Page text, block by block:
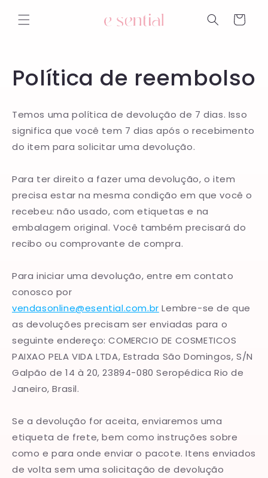
para o
conteúdo
Carrinho
Política de reembolso
Temos uma política de devolução de 7 dias. Isso
significa que você tem 7 dias após o recebimento
do item para solicitar uma devolução.
Para ter direito a fazer uma devolução, o item
precisa estar na mesma condição em que você o
recebeu: não usado, com etiquetas e na
embalagem original. Você também precisará do
recibo ou comprovante de compra.
Para iniciar uma devolução, entre em contato
conosco por
vendasonline@esential.com.br Lembre-se de que
as devoluções precisam ser enviadas para o
seguinte endereço:COMERCIO DE COSMETICOS
PAIXAO PELA VIDA LTDA, Estrada São Domingos, S/N
Galpão de 14 à 20, 23894-080 Seropédica Rio de
Janeiro, Brasil.
Se a devolução for aceita, enviaremos uma
etiqueta de frete, bem como instruções sobre
como e para onde enviar o pacote. Itens enviados
de volta sem uma solicitação de devolução